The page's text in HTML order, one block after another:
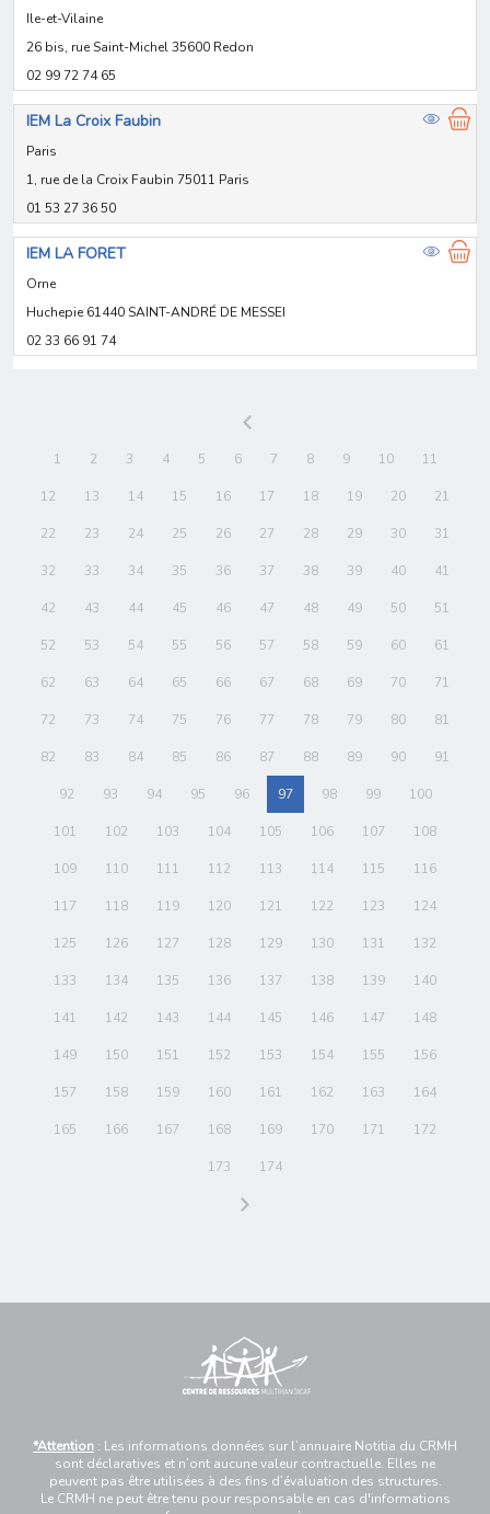
Ile-et-Vilaine
26 bis, rue Saint-Michel 35600 Redon
02 99 72 74 65
IEM La Croix Faubin
Paris
1, rue de la Croix Faubin 75011 Paris
01 53 27 36 50
IEM LA FORET
Orne
Huchepie 61440 SAINT-ANDRÉ DE MESSEI
02 33 66 91 74
1 2 3 4 5 6 7 8 9 10 11
12 13 14 15 16 17 18 19 20 21
22 23 24 25 26 27 28 29 30 31
32 33 34 35 36 37 38 39 40 41
42 43 44 45 46 47 48 49 50 51
52 53 54 55 56 57 58 59 60 61
62 63 64 65 66 67 68 69 70 71
72 73 74 75 76 77 78 79 80 81
82 83 84 85 86 87 88 89 90 91
92 93 94 95 96 97 98 99 100
101 102 103 104 105 106 107 108
109 110 111 112 113 114 115 116
117 118 119 120 121 122 123 124
125 126 127 128 129 130 131 132
133 134 135 136 137 138 139 140
141 142 143 144 145 146 147 148
149 150 151 152 153 154 155 156
157 158 159 160 161 162 163 164
165 166 167 168 169 170 171 172
173 174
*Attention : Les informations données sur l’annuaire Notitia du CRMH
sont déclaratives et n’ont aucune valeur contractuelle. Elles ne
peuvent pas être utilisées à des fins d’évaluation des structures.
Le CRMH ne peut être tenu pour responsable en cas d'informations